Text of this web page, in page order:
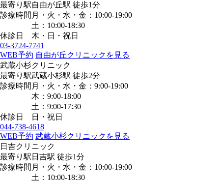
最寄り駅自由が丘駅 徒歩1分
診療時間 月・火・水・金：10:00-19:00
土：10:00-18:30
休診日
木・日・祝日
03-3724-7741
WEB予約 自由が丘クリニックを見る
武蔵小杉クリニック
最寄り駅武蔵小杉駅 徒歩2分
診療時間 月・火・水・金：9:00-19:00
木：9:00-18:00
土：9:00-17:30
休診日
日・祝日
044-738-4618
WEB予約 武蔵小杉クリニックを見る
日吉クリニック
最寄り駅 日吉駅 徒歩1分
診療時間 月・火・水・金：10:00-19:00
土：10:00-18:30